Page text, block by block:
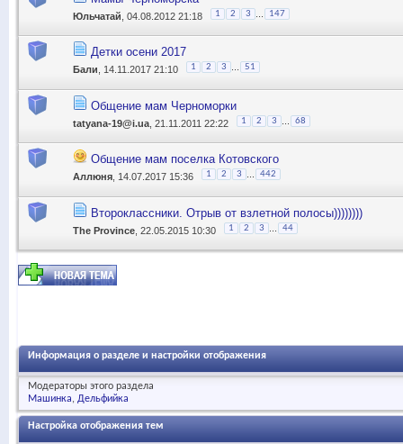
Юльчатай , 04.08.2012 21:18 1 2 3 147
Детки осени 2017
Бали , 14.11.2017 21:10 1 2 3 51
Общение мам Черноморки
tatyana-19@i.ua , 21.11.2011 22:22 1 2 3 68
Общение мам поселка Котовского
Аллюня , 14.07.2017 15:36 1 2 3 442
Второклассники. Отрыв от взлетной полосы))))))))
The Province , 22.05.2015 10:30 1 2 3 44
Информация о разделе и настройки отображения
Модераторы этого раздела
Машинка Дельфийка
Настройка отображения тем